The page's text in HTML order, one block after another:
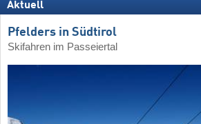
Aktuell
Pfelders in Südtirol
Skifahren im Passeiertal